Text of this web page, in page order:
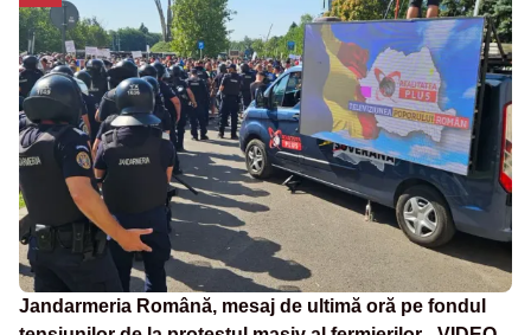
Jandarmeria Română, mesaj de ultimă oră pe fondul